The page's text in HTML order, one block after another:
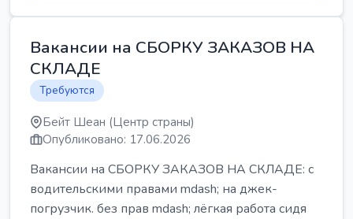
Вакансии на СБОРКУ ЗАКАЗОВ НА
СКЛАДЕ
Требуются
Бейт Шеан (Центр страны)
Опубликовано: 17.06.2026
Вакансии на СБОРКУ ЗАКАЗОВ НА СКЛАДЕ: с
водительскими правами mdash; на джек-
погрузчик. без прав mdash; лёгкая работа сидя